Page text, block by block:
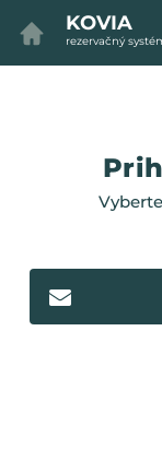
KOVIA
rezervačný